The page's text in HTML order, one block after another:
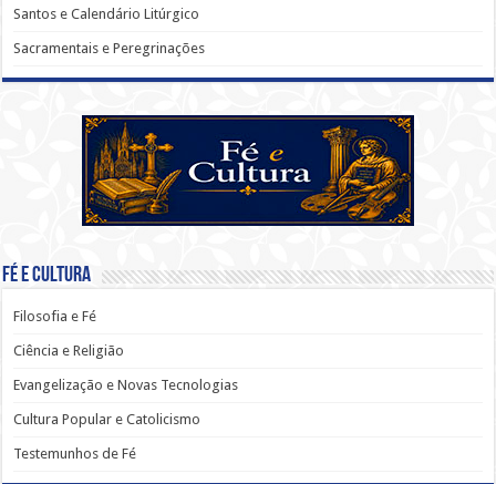
Santos e Calendário Litúrgico
Sacramentais e Peregrinações
Fé e Cultura
Filosofia e Fé
Ciência e Religião
Evangelização e Novas Tecnologias
Cultura Popular e Catolicismo
Testemunhos de Fé